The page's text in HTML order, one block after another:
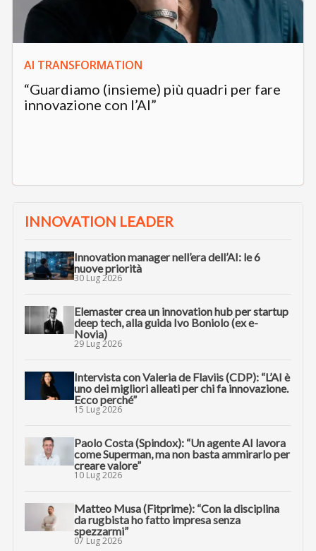
AI TRANSFORMATION
“Guardiamo (insieme) più quadri per fare
innovazione con l’AI”
INNOVATION LEADER
Innovation manager nell’era dell’AI: le 6
nuove priorità
30 Lug 2026
Elemaster crea un innovation hub per startup
deep tech, alla guida Ivo Boniolo (ex e-
Novia)
29 Lug 2026
Intervista con Valeria de Flaviis (CDP): “L’AI è
uno dei migliori alleati per chi fa innovazione.
Ecco perché”
15 Lug 2026
Paolo Costa (Spindox): “Un agente AI lavora
come Superman, ma non basta ammirarlo per
creare valore”
10 Lug 2026
Matteo Musa (Fitprime): “Con la disciplina
da rugbista ho fatto impresa senza
spezzarmi”
07 Lug 2026